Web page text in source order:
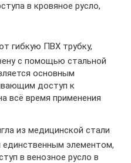
в кровяное русло,
гибкую ПВХ трубку,
с помощью стальной
основным
доступ к
всё время применения
из медицинской стали
единственным элементом,
в венозное русло в